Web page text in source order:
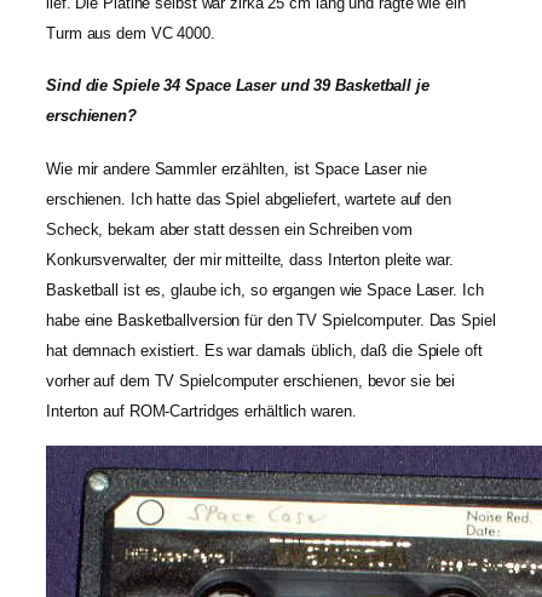
Turm aus dem VC 4000.
Sind die Spiele 34 Space Laser und 39 Basketball je
erschienen?
Wie mir andere Sammler erzählten, ist Space Laser nie
erschienen. Ich hatte das Spiel abgeliefert, wartete auf den
Scheck, bekam aber statt dessen ein Schreiben vom
Konkursverwalter, der mir mitteilte, dass Interton pleite war.
Basketball ist es, glaube ich, so ergangen wie Space Laser. Ich
habe eine Basketballversion für den TV Spielcomputer. Das Spiel
hat demnach existiert. Es war damals üblich, daß die Spiele oft
vorher auf dem TV Spielcomputer erschienen, bevor sie bei
Interton auf ROM-Cartridges erhältlich waren.